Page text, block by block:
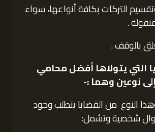
التركات بكافة أنواعها، سواء
.
بالوقف .
التي يتولاها أفضل محامي
نوعين وهما :-
النوع من القضايا يتطلب وجود
شخصية وتشمل: